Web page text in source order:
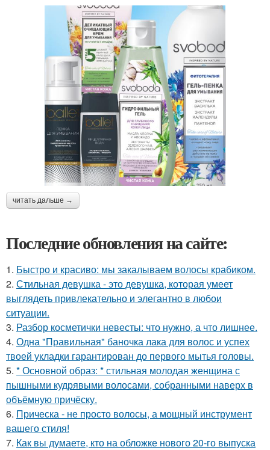
читать дальше →
Последние обновления на сайте:
1. Быстро и красиво: мы закалываем волосы крабиком.
2. Стильная девушка - это девушка, которая умеет
выглядеть привлекательно и элегантно в любои
ситуации.
3. Разбор косметички невесты: что нужно, а что лишнее.
4. Одна "Правильная" баночка лака для волос и успех
твоей укладки гарантирован до первого мытья головы.
5. * Основной образ: * стильная молодая женщина с
пышными кудрявыми волосами, собранными наверх в
объёмную причёску.
6. Прическа - не просто волосы, а мощный инструмент
вашего стиля!
7. Как вы думаете, кто на обложке нового 20-го выпуска